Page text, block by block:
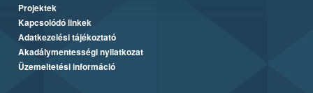
Projektek
Kapcsolódó linkek
Adatkezelési tájékoztató
Akadálymentességi nyilatkozat
Üzemeltetési információ